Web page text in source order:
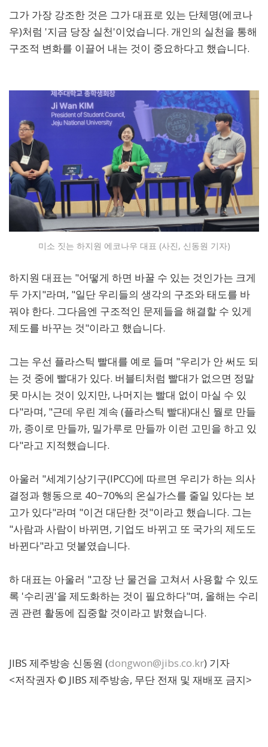
그가 가장 강조한 것은 그가 대표로 있는 단체명(에코나
우)처럼 '지금 당장 실천'이었습니다. 개인의 실천을 통해
구조적 변화를 이끌어 내는 것이 중요하다고 했습니다.
미소 짓는 하지원 에코나우 대표 (사진, 신동원 기자)
하지원 대표는 "어떻게 하면 바꿀 수 있는 것인가는 크게
두 가지"라며, "일단 우리들의 생각의 구조와 태도를 바
꿔야 한다. 그다음엔 구조적인 문제들을 해결할 수 있게
제도를 바꾸는 것"이라고 했습니다.
그는 우선 플라스틱 빨대를 예로 들며 "우리가 안 써도 되
는 것 중에 빨대가 있다. 버블티처럼 빨대가 없으면 정말
못 마시는 것이 있지만, 나머지는 빨대 없이 마실 수 있
다"라며, "근데 우린 계속 (플라스틱 빨대)대신 뭘로 만들
까, 종이로 만들까, 밀가루로 만들까 이런 고민을 하고 있
다"라고 지적했습니다.
아울러 "세계기상기구(IPCC)에 따르면 우리가 하는 의사
결정과 행동으로 40~70%의 온실가스를 줄일 있다는 보
고가 있다"라며 "이건 대단한 것"이라고 했습니다. 그는
"사람과 사람이 바뀌면, 기업도 바뀌고 또 국가의 제도도
바뀐다"라고 덧붙였습니다.
하 대표는 아울러 "고장 난 물건을 고쳐서 사용할 수 있도
록 '수리권'을 제도화하는 것이 필요하다"며, 올해는 수리
권 관련 활동에 집중할 것이라고 밝혔습니다.
JIBS 제주방송 신동원 (dongwon@jibs.co.kr) 기자
<저작권자 © JIBS 제주방송, 무단 전재 및 재배포 금지>